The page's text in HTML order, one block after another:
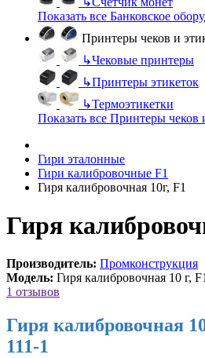
Показать все Банковское
Принтеры чеков и
↳Чековые принтеры
↳Принтеры этикеток
↳Термоэтикетки
Показать все Принтеры чеков
Гири эталонные
Гири калибровочные F1
Гиря калибровочная 10г, F1
Гиря
Производитель: Промконструкция
Модель: Гиря калибровочная 10 г,
1 отзывов
Гиря калибровочная
111-1